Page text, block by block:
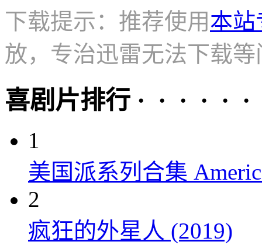
下载提示：推荐使用本站
放，专治迅雷无法下载等
喜剧片排行 · · · · · ·
1
美国派系列合集
2
疯狂的外星人 (2019)